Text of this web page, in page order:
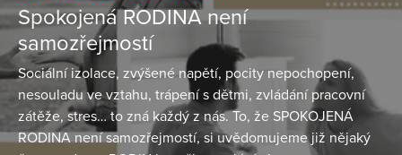
Spokojená RODINA není
samozřejmostí
Sociální izolace, zvýšené napětí, pocity nepochopení,
nesouladu ve vztahu, trápení s dětmi, zvládání pracovní
zátěže, stres… to zná každý z nás. To, že SPOKOJENÁ
RODINA není samozřejmostí, si uvědomujeme již nějaký